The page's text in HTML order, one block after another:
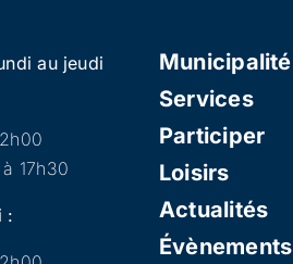
au jeudi
17h30
:
Municipalité
Services
Participer
Loisirs
Actualités
Évènements